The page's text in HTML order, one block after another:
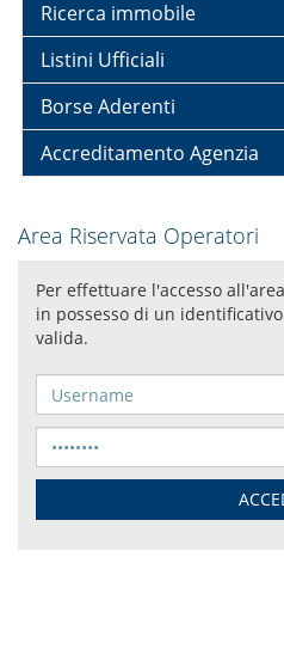
Ricerca immobile
Listini Ufficiali
Borse Aderenti
Accreditamento Agenzia